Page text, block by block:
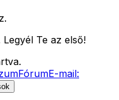
Te az első!
FórumE-mail: